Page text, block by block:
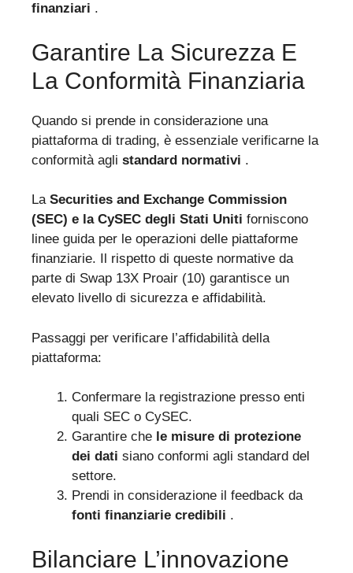
finanziari .
Garantire La Sicurezza E
La Conformità Finanziaria
Quando si prende in considerazione una
piattaforma di trading, è essenziale verificarne la
conformità agli standard normativi .
La Securities and Exchange Commission
(SEC) e la CySEC degli Stati Uniti forniscono
linee guida per le operazioni delle piattaforme
finanziarie. Il rispetto di queste normative da
parte di Swap 13X Proair (10) garantisce un
elevato livello di sicurezza e affidabilità.
Passaggi per verificare l’affidabilità della
piattaforma:
Confermare la registrazione presso enti
quali SEC o CySEC.
Garantire che le misure di protezione
dei dati siano conformi agli standard del
settore.
Prendi in considerazione il feedback da
fonti finanziarie credibili .
Bilanciare L’innovazione